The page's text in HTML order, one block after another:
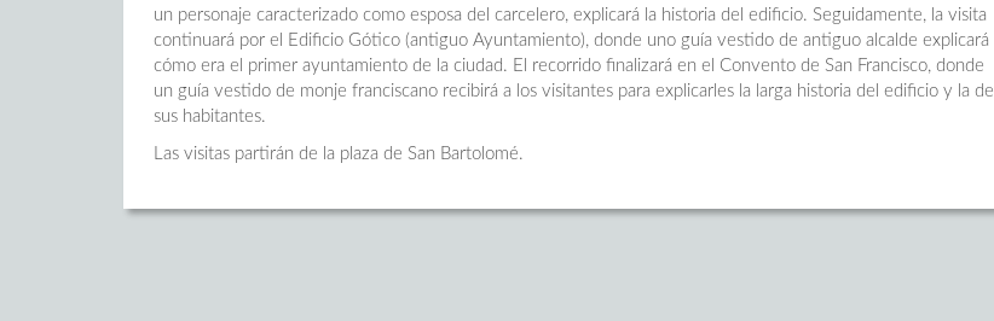
un personaje caracterizado como esposa del carcelero, explicará la historia del edificio. Seguidamente, la visita
continuará por el Edificio Gótico (antiguo Ayuntamiento), donde uno guía vestido de antiguo alcalde explicará
cómo era el primer ayuntamiento de la ciudad. El recorrido finalizará en el Convento de San Francisco, donde
un guía vestido de monje franciscano recibirá a los visitantes para explicarles la larga historia del edificio y la de
sus habitantes.
Las visitas partirán de la plaza de San Bartolomé.